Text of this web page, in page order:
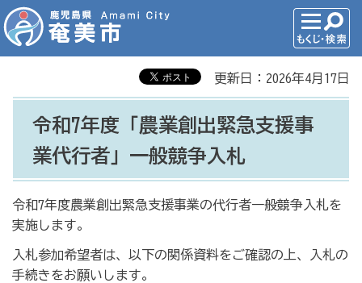
更新日：2026年4月17日
令和7年度「農業創出緊急支援事
業代行者」一般競争入札
令和7年度農業創出緊急支援事業の代行者一般競争入札を
実施します。
入札参加希望者は、以下の関係資料をご確認の上、入札の
手続きをお願いします。